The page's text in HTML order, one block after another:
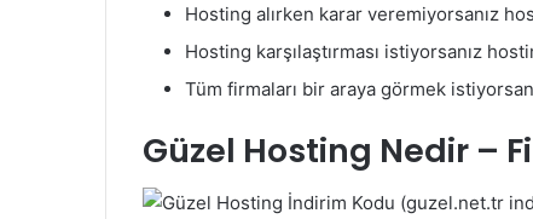
Hosting alırken karar veremiyorsanız
Hosting karşılaştırması istiyorsanız
Tüm firmaları bir araya görmek
Güzel Hosting Nedir –